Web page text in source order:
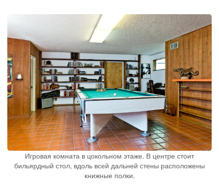
Игровая комната в цокольном этаже. В центре стоит
бильярдный стол, вдоль всей дальней стены расположены
книжные полки.